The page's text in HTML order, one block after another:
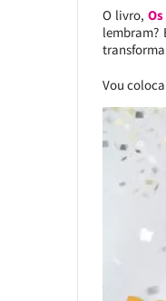
O livro,
lembram?
Vou